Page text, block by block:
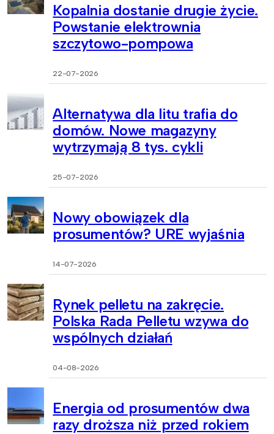
Kopalnia dostanie drugie życie.
Powstanie elektrownia
szczytowo-pompowa
22-07-2026
Alternatywa dla litu trafia do
domów. Nowe magazyny
wytrzymają 8 tys. cykli
25-07-2026
Nowy obowiązek dla
prosumentów? URE wyjaśnia
14-07-2026
Rynek pelletu na zakręcie.
Polska Rada Pelletu wzywa do
wspólnych działań
04-08-2026
Energia od prosumentów dwa
razy droższa niż przed rokiem